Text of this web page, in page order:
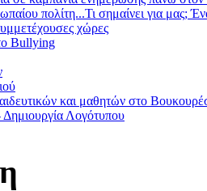
πολίτη...Τι σημαίνει για μας;
χώρες
Bullying
και μαθητών στο
Λογότυπου